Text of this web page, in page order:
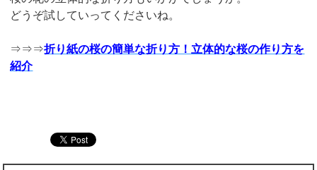
どうぞ試していってくださいね。
⇒⇒⇒折り紙の桜の簡単な折り方！立体的な桜の作り方を
紹介